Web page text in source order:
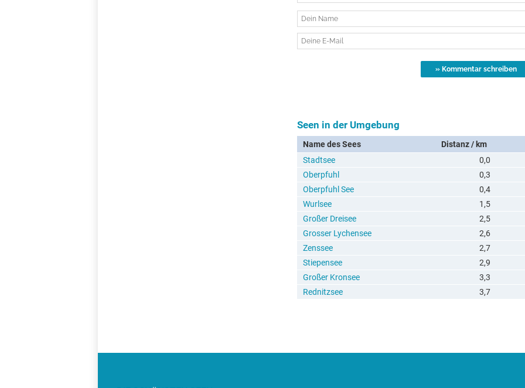
Seen in der Umgebung
Name des Sees
Distanz / km
Stadtsee
0,0
Oberpfuhl
0,3
Oberpfuhl See
0,4
Wurlsee
1,5
Großer Dreisee
2,5
Grosser Lychensee
2,6
Zenssee
2,7
Stiepensee
2,9
Großer Kronsee
3,3
Rednitzsee
3,7